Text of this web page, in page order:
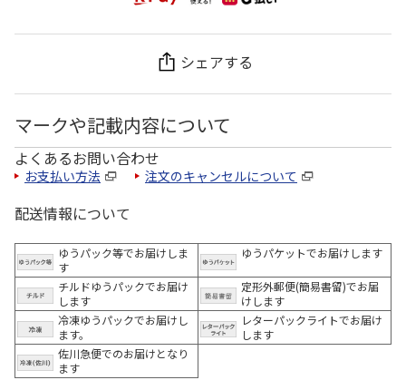
シェアする
マークや記載内容について
よくあるお問い合わせ
お支払い方法 注文のキャンセルについて
配送情報について
ゆうパック等でお届けしま
す
ゆうパケットでお届けします
チルドゆうパックでお届け
します
定形外郵便(簡易書留)でお届
けします
冷凍ゆうパックでお届けし
ます。
レターパックライトでお届け
します
佐川急便でのお届けとなり
ます